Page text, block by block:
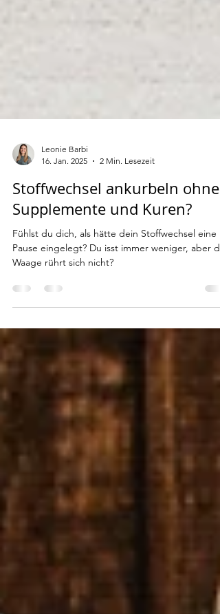
Leonie Barbi
16. Jan. 2025
Stoffwechsel ankurbeln ohne
Supplemente und Kuren?
Fühlst du dich, als hätte dein Stoffwechsel eine
Pause eingelegt? Du isst immer weniger, aber